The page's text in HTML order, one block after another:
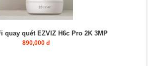
quay quét EZVIZ H6c Pro 2K 3MP
890,000 đ